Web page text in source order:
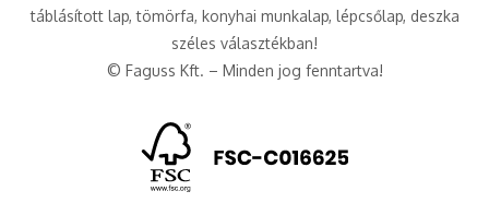
táblásított lap, tömörfa, konyhai munkalap, lépcsőlap, deszka
széles választékban!
© Faguss Kft. – Minden jog fenntartva!